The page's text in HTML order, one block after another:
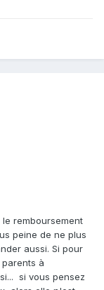
remboursement
peine de ne plus
aussi. Si pour
à
si vous pensez